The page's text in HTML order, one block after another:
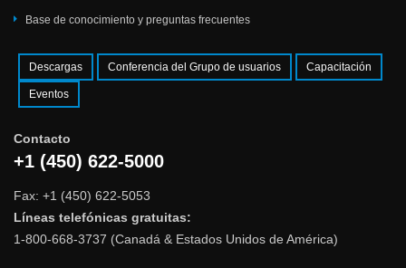
Base de conocimiento y preguntas frecuentes
Descargas Conferencia del Grupo de usuarios Capacitación
Eventos
Contacto
+1 (450) 622-5000
Fax: +1 (450) 622-5053
Líneas telefónicas gratuitas:
1-800-668-3737 (Canadá & Estados Unidos de América)